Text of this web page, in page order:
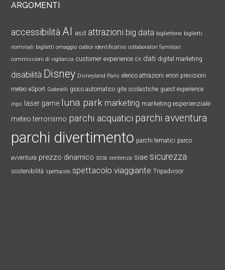
ARGOMENTI
accessibilità AI asd attrazioni big data biglietterie biglietti
nominali biglietti omaggio codice identificativo collaboratori familiari
commissioni di vigilanza customer experience cx dati digital marketing
disabilità Disney Disneyland Paris elenco attrazioni errori previsioni
meteo eSport Gabrielli gioco automatico gite scolastiche guest experience
inps laser game luna park marketing marketing esperienziale
meteo terrorismo parchi acquatici parchi avventura
parchi divertimento parchi tematici parco
avventura prezzo dinamico scia sentenza siae sicurezza
sostenibilità spettacolo spettacolo viaggiante Tripadvisor